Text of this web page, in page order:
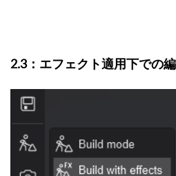
2.3：エフェクト適用下での